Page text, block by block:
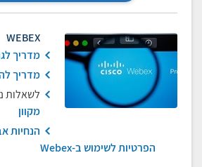
WEBEX
מדריך
מדריך
לשאלות
מקוון
הנחיות
הפרטיות לשימוש ב-Webex